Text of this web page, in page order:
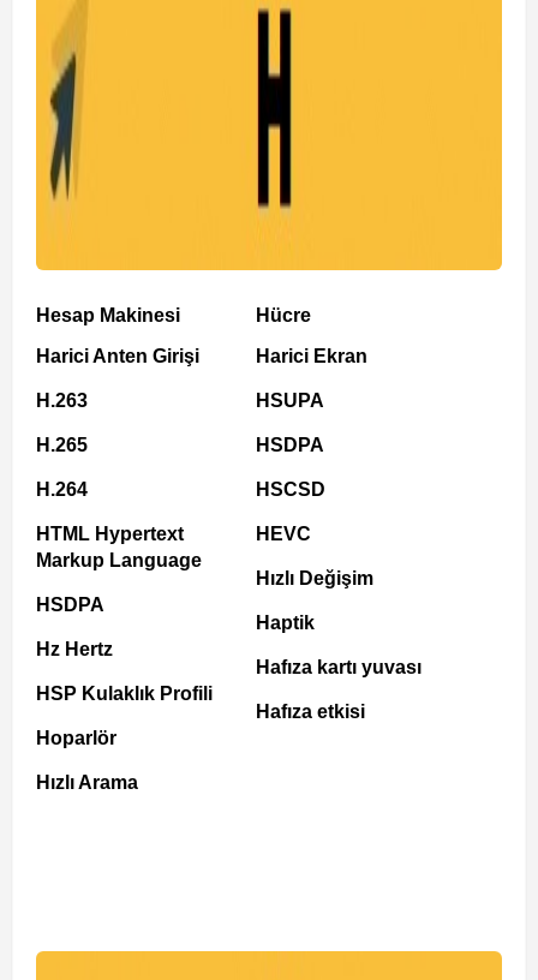
Hesap Makinesi
Harici Anten Girişi
H.263
H.265
H.264
HTML Hypertext
Markup Language
HSDPA
Hz Hertz
HSP Kulaklık Profili
Hoparlör
Hızlı Arama
Hücre
Harici Ekran
HSUPA
HSDPA
HSCSD
HEVC
Hızlı Değişim
Haptik
Hafıza kartı yuvası
Hafıza etkisi